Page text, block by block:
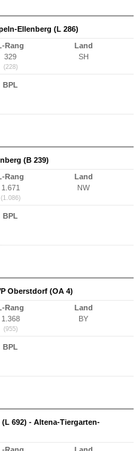
Ellenberg (L 286)
L-Rang
329
(228)
Land
SH
BPL
(B 239)
L-Rang
1.671
(1.086)
Land
NW
BPL
Oberstdorf (OA 4)
L-Rang
1.368
(955)
Land
BY
BPL
692) - Altena-Tiergarten-